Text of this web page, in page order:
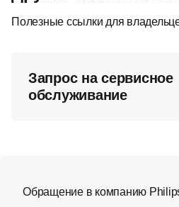
Полезные ссылки для
Запрос на сервисное
обслуживание
Обращение в компанию